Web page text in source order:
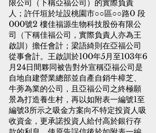
限公司（下稱亞福公司）的實際負責
人；許仟垣於址設桃園市○○區○○路0 段
000號2 樓佳福源生物科技股份有限公
司（下稱佳福公司，實際負責人亦為王
啟訓）擔任會計；梁語綺則在亞福公司
從事會計。王啟訓於100年5月至103年6
月24日間夥同被告對外宣稱亞福公司是
自地自建營業總部並自產自銷牛樟芝、
牛蒡為業的公司，且亞福公司之終極願
景為打造養生村，再以如附表一編號1至
編號3所示之吸金方案向不特定投資人吸
收資金，更承諾投資人給付高於銀行存